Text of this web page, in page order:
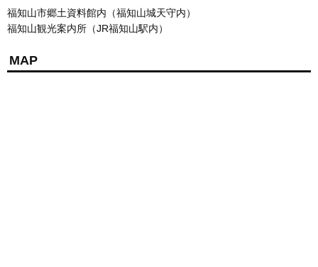
福知山市郷土資料館内（福知山城天守内）
福知山観光案内所（JR福知山駅内）
MAP